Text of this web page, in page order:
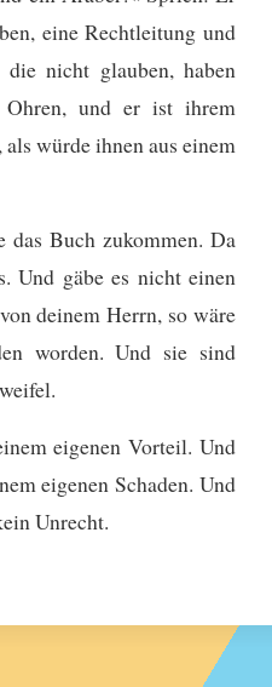
eine Rechtleitung und
nicht glauben, haben
und er ist ihrem
würde ihnen aus einem
Buch zukommen. Da
Und gäbe es nicht einen
deinem Herrn, so wäre
worden. Und sie sind
eigenen Vorteil. Und
eigenen Schaden. Und
Unrecht.